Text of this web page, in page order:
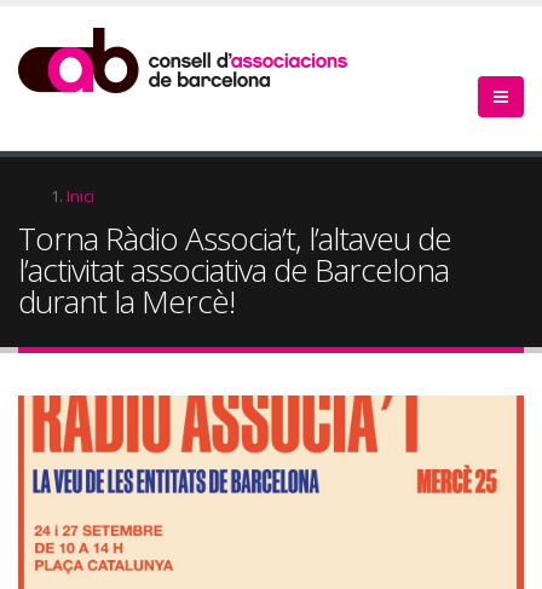
contingut
d'Ariadna
Inici
Torna Ràdio Associa’t, l’altaveu de
l’activitat associativa de Barcelona
durant la Mercè!